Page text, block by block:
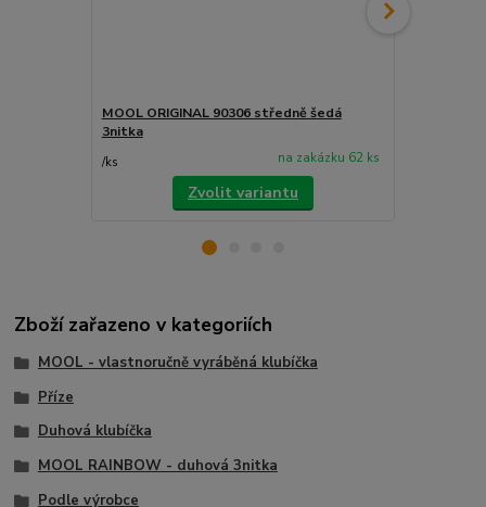
MOOL ORIGINAL 90306 středně šedá
3nitka
/ks na zakázku 62 ks
Zvolit variantu
Zboží zařazeno v kategoriích
MOOL - vlastnoručně vyráběná klubíčka
Příze
Duhová klubíčka
MOOL RAINBOW - duhová 3nitka
Podle výrobce